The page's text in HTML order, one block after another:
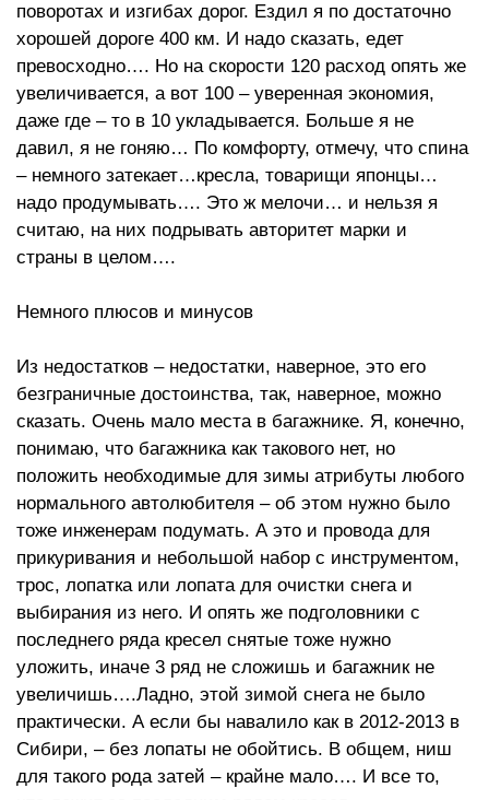
поворотах и изгибах дорог. Ездил я по достаточно
хорошей дороге 400 км. И надо сказать, едет
превосходно…. Но на скорости 120 расход опять же
увеличивается, а вот 100 – уверенная экономия,
даже где – то в 10 укладывается. Больше я не
давил, я не гоняю… По комфорту, отмечу, что спина
– немного затекает…кресла, товарищи японцы…
надо продумывать…. Это ж мелочи… и нельзя я
считаю, на них подрывать авторитет марки и
страны в целом….
Немного плюсов и минусов
Из недостатков – недостатки, наверное, это его
безграничные достоинства, так, наверное, можно
сказать. Очень мало места в багажнике. Я, конечно,
понимаю, что багажника как такового нет, но
положить необходимые для зимы атрибуты любого
нормального автолюбителя – об этом нужно было
тоже инженерам подумать. А это и провода для
прикуривания и небольшой набор с инструментом,
трос, лопатка или лопата для очистки снега и
выбирания из него. И опять же подголовники с
последнего ряда кресел снятые тоже нужно
уложить, иначе 3 ряд не сложишь и багажник не
увеличишь….Ладно, этой зимой снега не было
практически. А если бы навалило как в 2012-2013 в
Сибири, – без лопаты не обойтись. В общем, ниш
для такого рода затей – крайне мало…. И все то,